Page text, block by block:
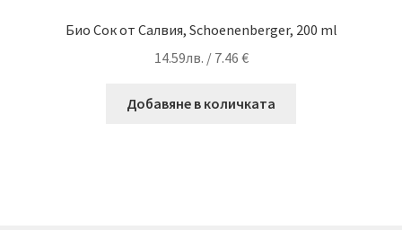
Био Сок от Салвия, Schoenenberger, 200 ml
14.59лв. / 7.46 €
Добавяне в количката